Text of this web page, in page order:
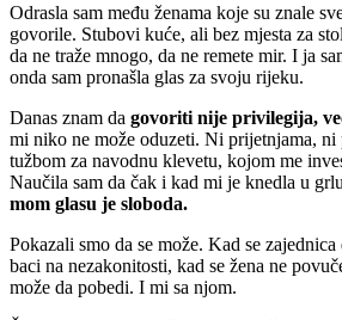
Odrasla sam među ženama koje su znale
govorile. Stubovi kuće, ali bez mjesta za
da ne traže mnogo, da ne remete mir. I ja
onda sam pronašla glas za svoju rijeku.
Danas znam da govoriti nije privilegija,
mi niko ne može oduzeti. Ni prijetnjama, ni
tužbom za navodnu klevetu, kojom me
Naučila sam da čak i kad mi je knedla u
mom glasu je sloboda.
Pokazali smo da se može. Kad se
baci na nezakonitosti, kad se žena ne
može da pobedi. I mi sa njom.